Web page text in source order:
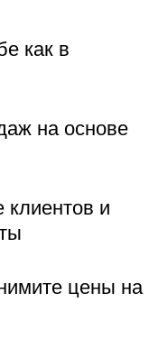
как в
на основе
клиентов и
цены на